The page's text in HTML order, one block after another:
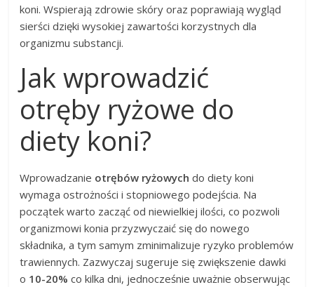
koni. Wspierają zdrowie skóry oraz poprawiają wygląd
sierści dzięki wysokiej zawartości korzystnych dla
organizmu substancji.
Jak wprowadzić
otręby ryżowe do
diety koni?
Wprowadzanie otrębów ryżowych do diety koni
wymaga ostrożności i stopniowego podejścia. Na
początek warto zacząć od niewielkiej ilości, co pozwoli
organizmowi konia przyzwyczaić się do nowego
składnika, a tym samym zminimalizuje ryzyko problemów
trawiennych. Zazwyczaj sugeruje się zwiększenie dawki
o 10-20% co kilka dni, jednocześnie uważnie obserwując